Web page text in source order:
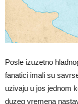
Posle izuzetno
fanatici imali su
uzivaju u jos jednom
duzeg vremena